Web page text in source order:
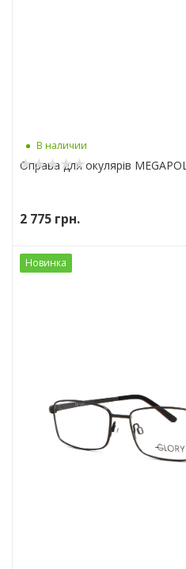
В наличии
Оправа для окулярів
2 775 грн.
Новинка